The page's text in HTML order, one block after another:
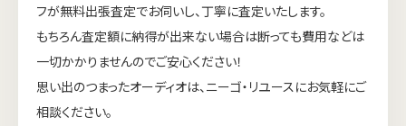
フが無料出張査定でお伺いし、丁寧に査定いたします。
もちろん査定額に納得が出来ない場合は断っても費用などは
一切かかりませんのでご安心ください！
思い出のつまったオーディオは、ニーゴ・リユースにお気軽にご
相談ください。